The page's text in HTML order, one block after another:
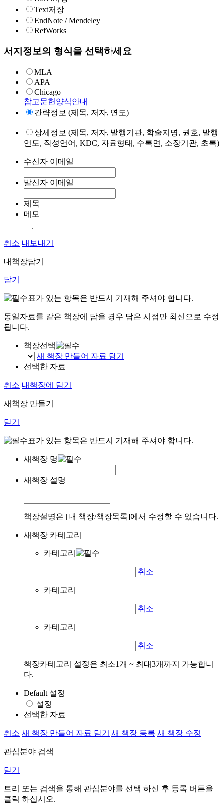
Text저장
EndNote / Mendeley
RefWorks
서지정보의 형식을 선택하세요
MLA
APA
Chicago
참고문헌양식안내
간략정보 (제목, 저자, 연도)
상세정보 (제목, 저자, 발행기관, 학술지명, 권호, 발행
연도, 작성언어, KDC, 자료형태, 수록면, 소장기관, 초록)
수신자 이메일
발신자 이메일
제목
메모
취소 내보내기
내책장담기
닫기
표가 있는 항목은 반드시 기재해 주셔야 합니다.
동일자료를 같은 책장에 담을 경우 담은 시점만 최신으로 수정
됩니다.
책장선택
새 책장 만들어 자료 담기
선택한 자료
취소 내책장에 담기
새책장 만들기
닫기
표가 있는 항목은 반드시 기재해 주셔야 합니다.
새책장 명
새책장 설명
책장설명은 [내 책장/책장목록]에서 수정할 수 있습니다.
새책장 카테고리
카테고리
취소
카테고리
취소
카테고리
취소
책장카테고리 설정은 최소1개 ~ 최대3개까지 가능합니
다.
Default 설정
설정
선택한 자료
취소 새 책장 만들어 자료 담기 새 책장 등록 새 책장 수정
관심분야 검색
닫기
트리 또는 검색을 통해 관심분야를 선택 하신 후 등록 버튼을
클릭 하십시오.